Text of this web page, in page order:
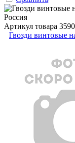
Артикул товара
Гвозди винтовые